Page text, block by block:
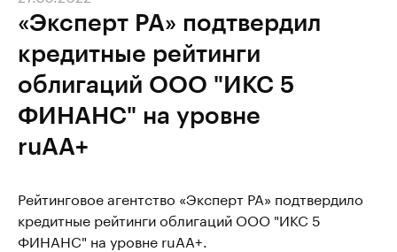
«Эксперт РА» подтвердил
кредитные рейтинги
облигаций ООО "ИКС 5
ФИНАНС" на уровне
ruAA+
Рейтинговое агентство «Эксперт РА» подтвердило
кредитные рейтинги облигаций ООО "ИКС 5
ФИНАНС" на уровне ruAA+.